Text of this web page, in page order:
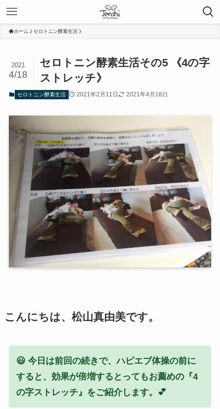
ホーム セロトニン酵素生活
セロトニン酵素生活その5 《4の字
ストレッチ》
2021
4/18
セロトニン酵素生活 2021年2月11日 2021年4月18日
こんにちは、松山真由美です。
😃 今日は前回の続きで、ハピエブ体操の前に
すると、効果が倍増するとってもお薦めの『4
の字ストレッチ』をご紹介します。💕